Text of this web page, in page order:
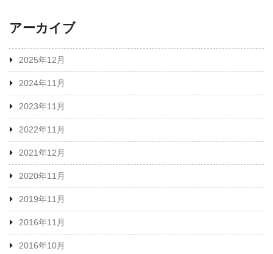
アーカイブ
2025年12月
2024年11月
2023年11月
2022年11月
2021年12月
2020年11月
2019年11月
2016年11月
2016年10月